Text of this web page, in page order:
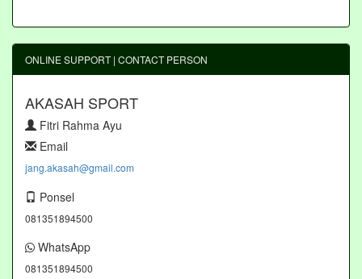
ONLINE SUPPORT | CONTACT PERSON
AKASAH SPORT
Fitri Rahma Ayu
Email
jang.akasah@gmail.com
Ponsel
081351894500
WhatsApp
081351894500